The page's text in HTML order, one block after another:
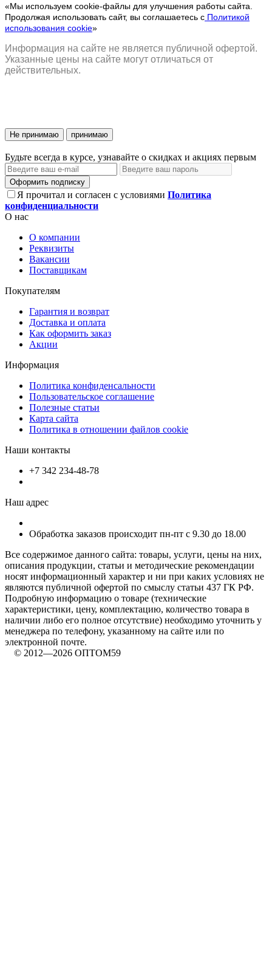
«Мы используем cookie-файлы для улучшения работы сайта.
Продолжая использовать сайт, вы соглашаетесь с Политикой
использования cookie»
Информация на сайте не является публичной офертой.
Указанные цены на сайте могут отличаться от
действительных.
Не принимаю принимаю
Будьте всегда в курсе, узнавайте о скидках и акциях первым
Оформить подписку
Я прочитал и согласен с условиями Политика
конфиденциальности
О нас
О компании
Реквизиты
Вакансии
Поставщикам
Покупателям
Гарантия и возврат
Доставка и оплата
Как оформить заказ
Акции
Информация
Политика конфиденсальности
Пользовательское соглашение
Полезные статьи
Карта сайта
Политика в отношении файлов cookie
Наши контакты
+7 342 234-48-78
Наш адрес
Обработка заказов происходит пн-пт с 9.30 до 18.00
Все содержимое данного сайта: товары, услуги, цены на них,
описания продукции, статьи и методические рекомендации
носят информационный характер и ни при каких условиях не
являются публичной офертой по смыслу статьи 437 ГК РФ.
Подробную информацию о товаре (технические
характеристики, цену, комплектацию, количество товара в
наличии либо его полное отсутствие) необходимо уточнить у
менеджера по телефону, указанному на сайте или по
электронной почте.
© 2012—2026 ОПТОМ59